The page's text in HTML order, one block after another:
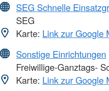
SEG Schnelle
SEG
Karte: Link zur Google
Sonstige Einrichtungen
Freiwillige-Ganztags-
Karte: Link zur Google